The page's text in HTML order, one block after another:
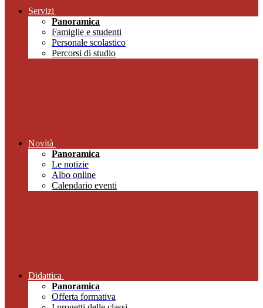
Servizi
Panoramica
Famiglie e studenti
Personale scolastico
Percorsi di studio
Novità
Panoramica
Le notizie
Albo online
Calendario eventi
Didattica
Panoramica
Offerta formativa